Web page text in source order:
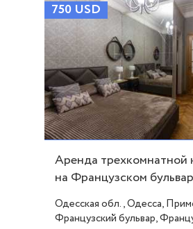
750 USD
Аренда трехкомнатной
на Французском
Стильный ремонт ID
Одесская обл., Одесса,
Французский бульвар,